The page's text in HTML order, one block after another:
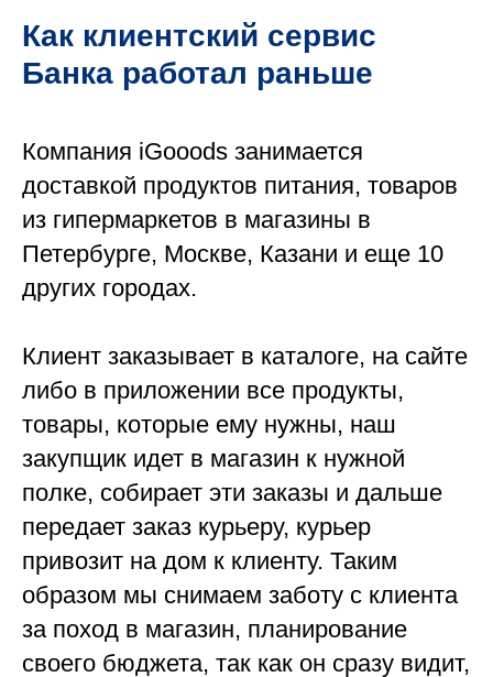
Как клиентский сервис
Банка работал раньше
Компания iGooods занимается
доставкой продуктов питания, товаров
из гипермаркетов в магазины в
Петербурге, Москве, Казани и еще 10
других городах.
Клиент заказывает в каталоге, на сайте
либо в приложении все продукты,
товары, которые ему нужны, наш
закупщик идет в магазин к нужной
полке, собирает эти заказы и дальше
передает заказ курьеру, курьер
привозит на дом к клиенту. Таким
образом мы снимаем заботу с клиента
за поход в магазин, планирование
своего бюджета, так как он сразу видит,